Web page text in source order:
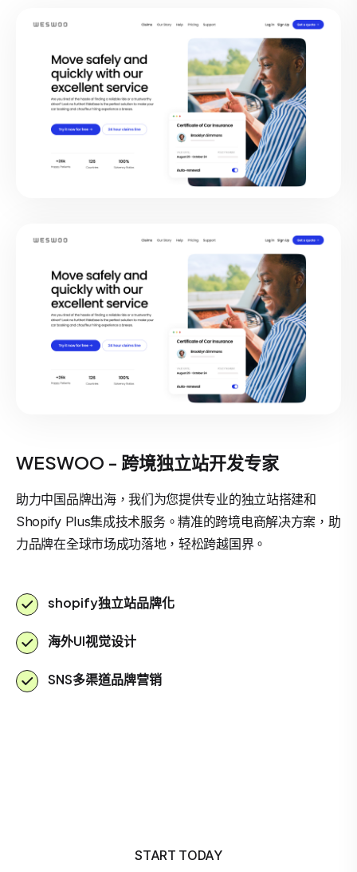
WESWOO - 跨境独立站开发专家
助力中国品牌出海，我们为您提供专业的独立站搭建和
Shopify Plus集成技术服务。精准的跨境电商解决方案，助
力品牌在全球市场成功落地，轻松跨越国界。
shopify独立站品牌化
海外UI视觉设计
SNS多渠道品牌营销
START TODAY